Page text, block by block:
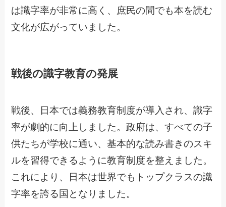
は識字率が非常に高く、庶民の間でも本を読む
文化が広がっていました。
戦後の識字教育の発展
戦後、日本では義務教育制度が導入され、識字
率が劇的に向上しました。政府は、すべての子
供たちが学校に通い、基本的な読み書きのスキ
ルを習得できるように教育制度を整えました。
これにより、日本は世界でもトップクラスの識
字率を誇る国となりました。